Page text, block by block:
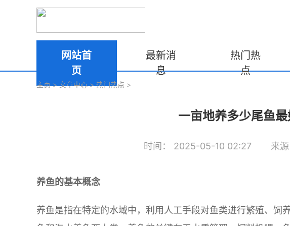
网站首
页
最新消
息
热门热
点
主页>文章中心>热门热点 >
一亩地养多少尾鱼
时间： 2025-05-10 02:27 来
养鱼的基本概念
养鱼是指在特定的水域中，利用人工手段对鱼类进行繁殖、饲